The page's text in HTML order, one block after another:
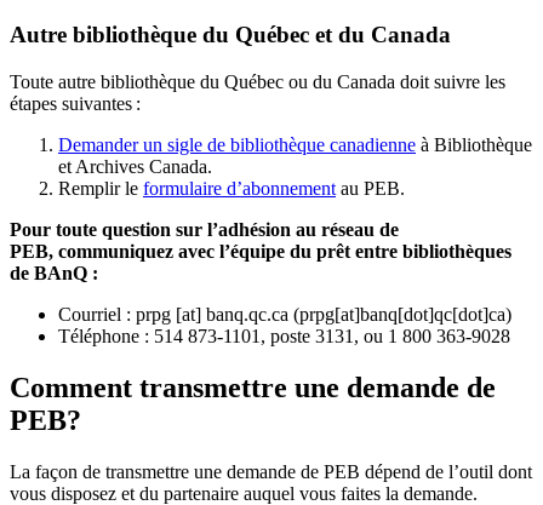
Autre bibliothèque du Québec et du Canada
Toute autre bibliothèque du Québec ou du Canada doit suivre les
étapes suivantes :
Demander un sigle de bibliothèque canadienne à Bibliothèque
et Archives Canada.
Remplir le formulaire d’abonnement au PEB.
Pour toute question sur l’adhésion au réseau de
PEB, communiquez avec l’équipe du prêt entre bibliothèques
de BAnQ :
Courriel : prpg [at] banq.qc.ca (prpg[at]banq[dot]qc[dot]ca)
Téléphone : 514 873-1101, poste 3131, ou 1 800 363-9028
Comment transmettre une demande de
PEB?
La façon de transmettre une demande de PEB dépend de l’outil dont
vous disposez et du partenaire auquel vous faites la demande.